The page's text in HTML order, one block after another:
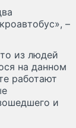
–
из людей
на данном
работают
и